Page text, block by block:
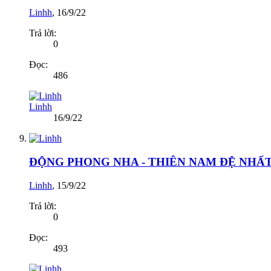
Linhh, 16/9/22
Trả lời:
0
Đọc:
486
Linhh
16/9/22
ĐỘNG PHONG NHA - THIÊN NAM ĐỆ
Linhh, 15/9/22
Trả lời:
0
Đọc:
493